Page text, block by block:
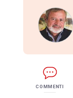
COMMENTI